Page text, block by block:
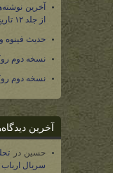
آخرین
از جلد ۱۲ تاریخ سرزمین میانه
حدیث فینوه
نسخه دوم
نسخه دوم
آخرین
حسین در
سریال